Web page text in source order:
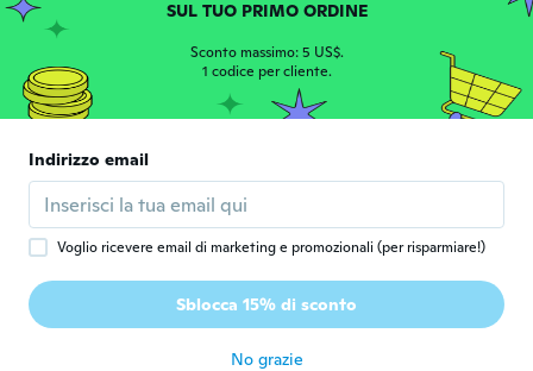
Y
circa 6 anni fa
Donna
So so cute 😍
circa 6 anni fa
真 Iscrizione dal 2017 · 14 recensioni · 1 caricamenti
花の靴下、顔の向きが左右逆になっていた
SUL TUO PRIMO ORDINE
Sconto massimo: 5 US$.
1 codice per cliente.
Indirizzo email
Voglio ricevere email di marketing e promozionali (per risparmiare!)
Sblocca 15% di sconto
No grazie